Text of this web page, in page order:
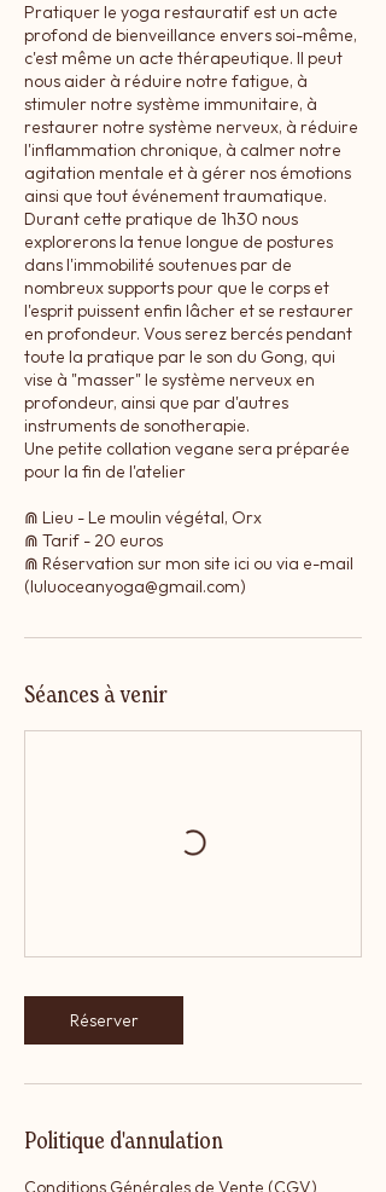
Pratiquer le yoga restauratif est un acte
profond de bienveillance envers soi-même,
c'est même un acte thérapeutique. Il peut
nous aider à réduire notre fatigue, à
stimuler notre système immunitaire, à
restaurer notre système nerveux, à réduire
l'inflammation chronique, à calmer notre
agitation mentale et à gérer nos émotions
ainsi que tout événement traumatique.
Durant cette pratique de 1h30 nous
explorerons la tenue longue de postures
dans l'immobilité soutenues par de
nombreux supports pour que le corps et
l'esprit puissent enfin lâcher et se restaurer
en profondeur. Vous serez bercés pendant
toute la pratique par le son du Gong, qui
vise à "masser" le système nerveux en
profondeur, ainsi que par d'autres
instruments de sonotherapie.
Une petite collation vegane sera préparée
pour la fin de l'atelier
⋒ Lieu - Le moulin végétal, Orx
⋒ Tarif - 20 euros
⋒ Réservation sur mon site ici ou via e-mail
(luluoceanyoga@gmail.com)
Séances à venir
Réserver
Politique d'annulation
Conditions Générales de Vente (CGV)